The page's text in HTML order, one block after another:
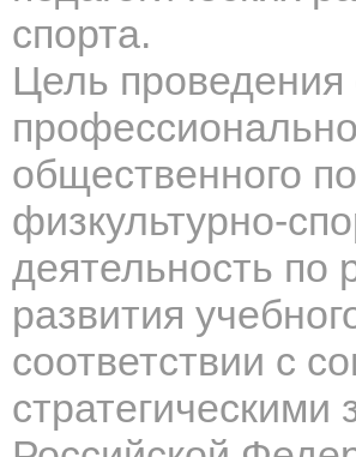
спорта.
Цель проведения
общественного
физкультурно-
деятельность по
развития
соответствии с